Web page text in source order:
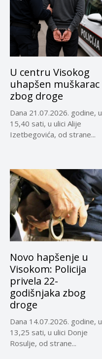
U centru Visokog
uhapšen muškarac
zbog droge
Dana 21.07.2026. godine, u
15,40 sati, u ulici Alije
Izetbegovića, od strane...
Novo hapšenje u
Visokom: Policija
privela 22-
godišnjaka zbog
droge
Dana 14.07.2026. godine, u
13,25 sati, u ulici Donje
Rosulje, od strane...